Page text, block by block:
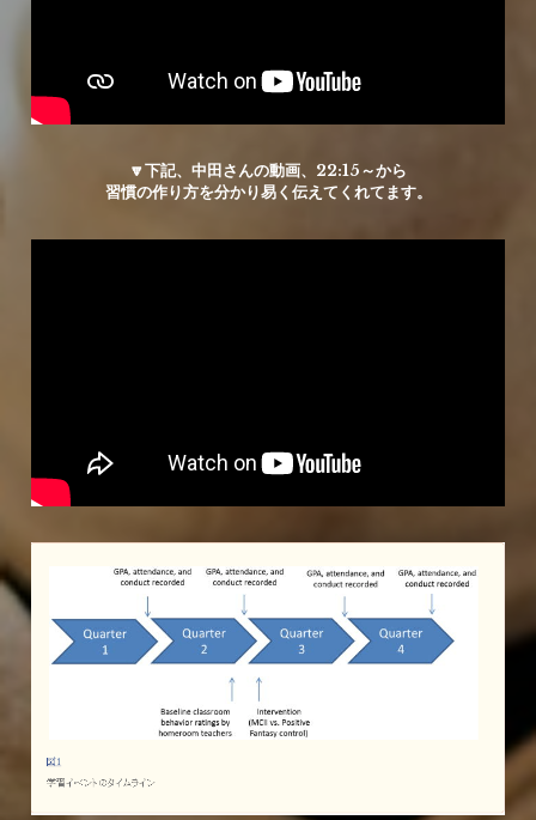
🔽下記、中田さんの動画、22:15～から
習慣の作り方を分かり易く伝えてくれてます。